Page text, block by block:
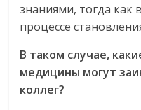
знаниями, тогда как
процессе
В таком случае,
медицины могут
коллег?